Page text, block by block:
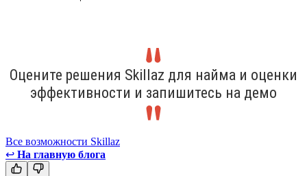
Оцените решения Skillaz для найма и оценки
эффективности и запишитесь на демо
Все возможности Skillaz
↩ На главную блога